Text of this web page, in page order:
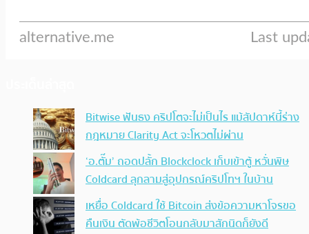
Bitwise ฟันธง คริปโตจะไม่เป็นไร แม้สัปดาห์นี้ร่าง
กฎหมาย Clarity Act จะโหวตไม่ผ่าน
‘อ.ตั๊ม’ ถอดปลั้ก Blockclock เก็บเข้าตู้ หวั่นพิษ
Coldcard ลุกลามสู่อุปกรณ์คริปโทฯ ในบ้าน
เหยื่อ Coldcard ใช้ Bitcoin ส่งข้อความหาโจรขอ
คืนเงิน ตัดพ้อชีวิตโอนกลับมาสักนิดก็ยังดี